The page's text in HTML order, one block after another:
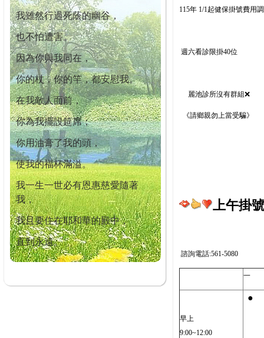
我雖然行過死蔭的幽谷，
也不怕遭害。
因為你與我同在，
你的杖，你的竿，都安慰我。
在我敵人面前，
你為我擺設筵席；
你用油膏了我的頭，
使我的福杯滿溢。
我一生一世必有恩惠慈愛隨著
我，
我且要住在耶和華的殿中，
直到永遠。
115年 1/1起健保掛號費用
週六看診限掛40位
麗池診所沒有群組❌
《請鄉親勿上當受騙》
上午掛
諮詢電話:561-5080
一
早上
9:00~12:00
●